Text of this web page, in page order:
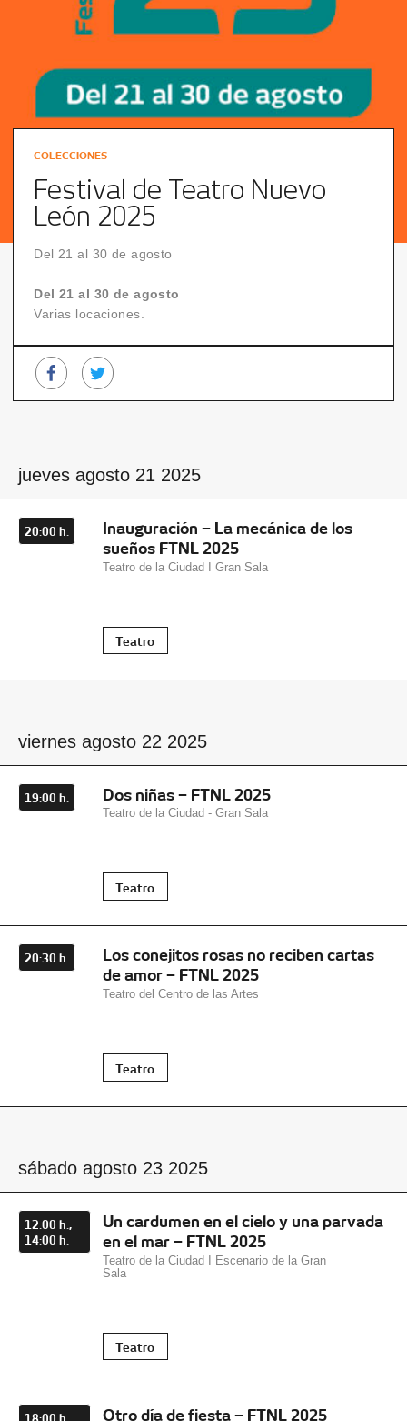
COLECCIONES
Festival de Teatro Nuevo
León 2025
Del 21 al 30 de agosto
Del 21 al 30 de agosto
Varias locaciones.
jueves agosto 21 2025
20:00 h.
Inauguración – La mecánica de los
sueños FTNL 2025
Teatro de la Ciudad I Gran Sala
Teatro
viernes agosto 22 2025
19:00 h. Dos niñas – FTNL 2025
Teatro de la Ciudad - Gran Sala
Teatro
20:30 h.
Los conejitos rosas no reciben cartas
de amor – FTNL 2025
Teatro del Centro de las Artes
Teatro
sábado agosto 23 2025
12:00 h.,
14:00 h.
Un cardumen en el cielo y una parvada
en el mar – FTNL 2025
Teatro de la Ciudad I Escenario de la Gran
Sala
Teatro
18:00 h., Otro día de fiesta – FTNL 2025